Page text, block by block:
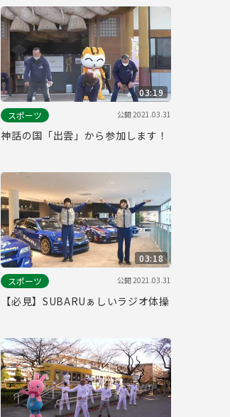
03:19
スポーツ
公開2021.03.31
神話の国「出雲」から参加します！
03:18
スポーツ
公開2021.03.31
【必見】SUBARUぁしいラジオ体操